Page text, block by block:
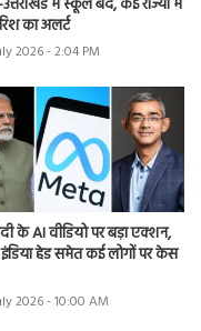
का अलर्ट
2026 - 2:04 PM
के AI वीडियो पर बड़ा एक्शन,
हेड समेत कई लोगों पर केस
2026 - 10:00 AM